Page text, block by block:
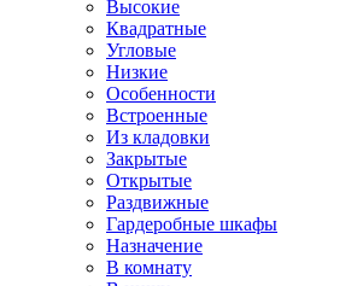
Высокие
Квадратные
Угловые
Низкие
Особенности
Встроенные
Из кладовки
Закрытые
Открытые
Раздвижные
Гардеробные шкафы
Назначение
В комнату